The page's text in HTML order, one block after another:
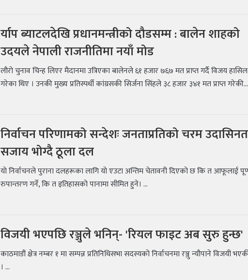
र्याप ब्याटलदेखि प्रधानमन्त्रीको दौडसम्म : बालेन शाहको
उदयले नेपाली राजनीतिमा नयाँ मोड
लौरो चुनाव चिन्ह लिएर मैदानमा उत्रिएका बालेनले ६१ हजार ७६७ मत प्राप्त गर्दै विजय हासिल
गरेका थिए । उनकी मुख्य प्रतिस्पर्धी कांग्रसकी सिर्जना सिंहले ३८ हजार ३४१ मत प्राप्त गरेकी...
निर्वाचन परिणामको सन्देशः जनताप्रतिको चरम
सजाय भोग्दै ठूला दल
यो निर्वाचनले पुराना दलहरूका लागि यो एउटा अन्तिम चेतावनी दिएको छ कि त आफूलाई
रुपान्तरण गर्ने, कि त इतिहासको पानामा सीमित हुने। ...
विजयी भएपछि रञ्जुले भनिन्- 'रियल फाइट अब सुरु हुन्छ'
काठमाडौं क्षेत्र नम्बर १ मा सम्पन्न प्रतिनिधिसभा सदस्यको निर्वाचनमा रञ्जु न्यौपाने विजयी
। ...